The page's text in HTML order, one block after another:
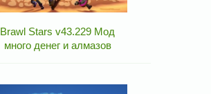
Brawl Stars v43.229 Мод
много денег и алмазов